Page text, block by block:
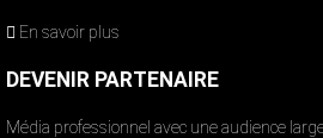
En savoir plus
DEVENIR PARTENAIRE
Média professionnel avec une audience